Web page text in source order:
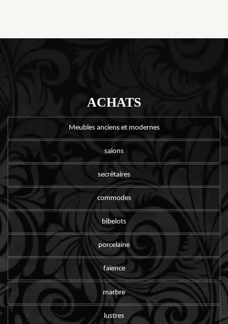
ACHATS
Meubles anciens et modernes
salons
secrétaires
commodes
bibelots
porcelaine
faïence
marbre
lustres